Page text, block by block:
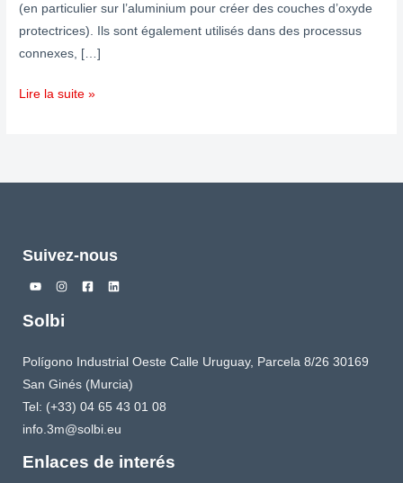
(en particulier sur l’aluminium pour créer des couches d’oxyde
protectrices). Ils sont également utilisés dans des processus
connexes, […]
Lire la suite »
Suivez-nous
Solbi
Polígono Industrial Oeste Calle Uruguay, Parcela 8/26 30169
San Ginés (Murcia)
Tel: (+33) 04 65 43 01 08
info.3m@solbi.eu
Enlaces de interés